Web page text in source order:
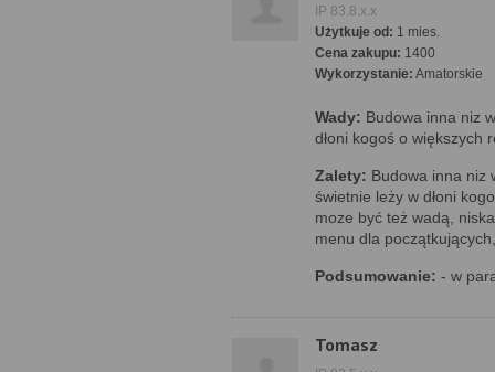
IP 83.8.x.x
Użytkuje od: 1 mies.
Cena zakupu: 1400
Wykorzystanie: Amatorskie
Wady: Budowa inna niz
dłoni kogoś o większych
Zalety: Budowa inna niz
świetnie leży w dłoni
moze być też wadą,
menu dla
Podsumowanie: - w
Tomasz